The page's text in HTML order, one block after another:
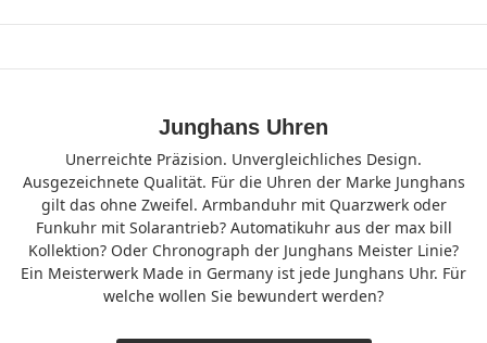
Junghans Uhren
Unerreichte Präzision. Unvergleichliches Design.
Ausgezeichnete Qualität. Für die Uhren der Marke Junghans
gilt das ohne Zweifel. Armbanduhr mit Quarzwerk oder
Funkuhr mit Solarantrieb? Automatikuhr aus der max bill
Kollektion? Oder Chronograph der Junghans Meister Linie?
Ein Meisterwerk Made in Germany ist jede Junghans Uhr. Für
welche wollen Sie bewundert werden?